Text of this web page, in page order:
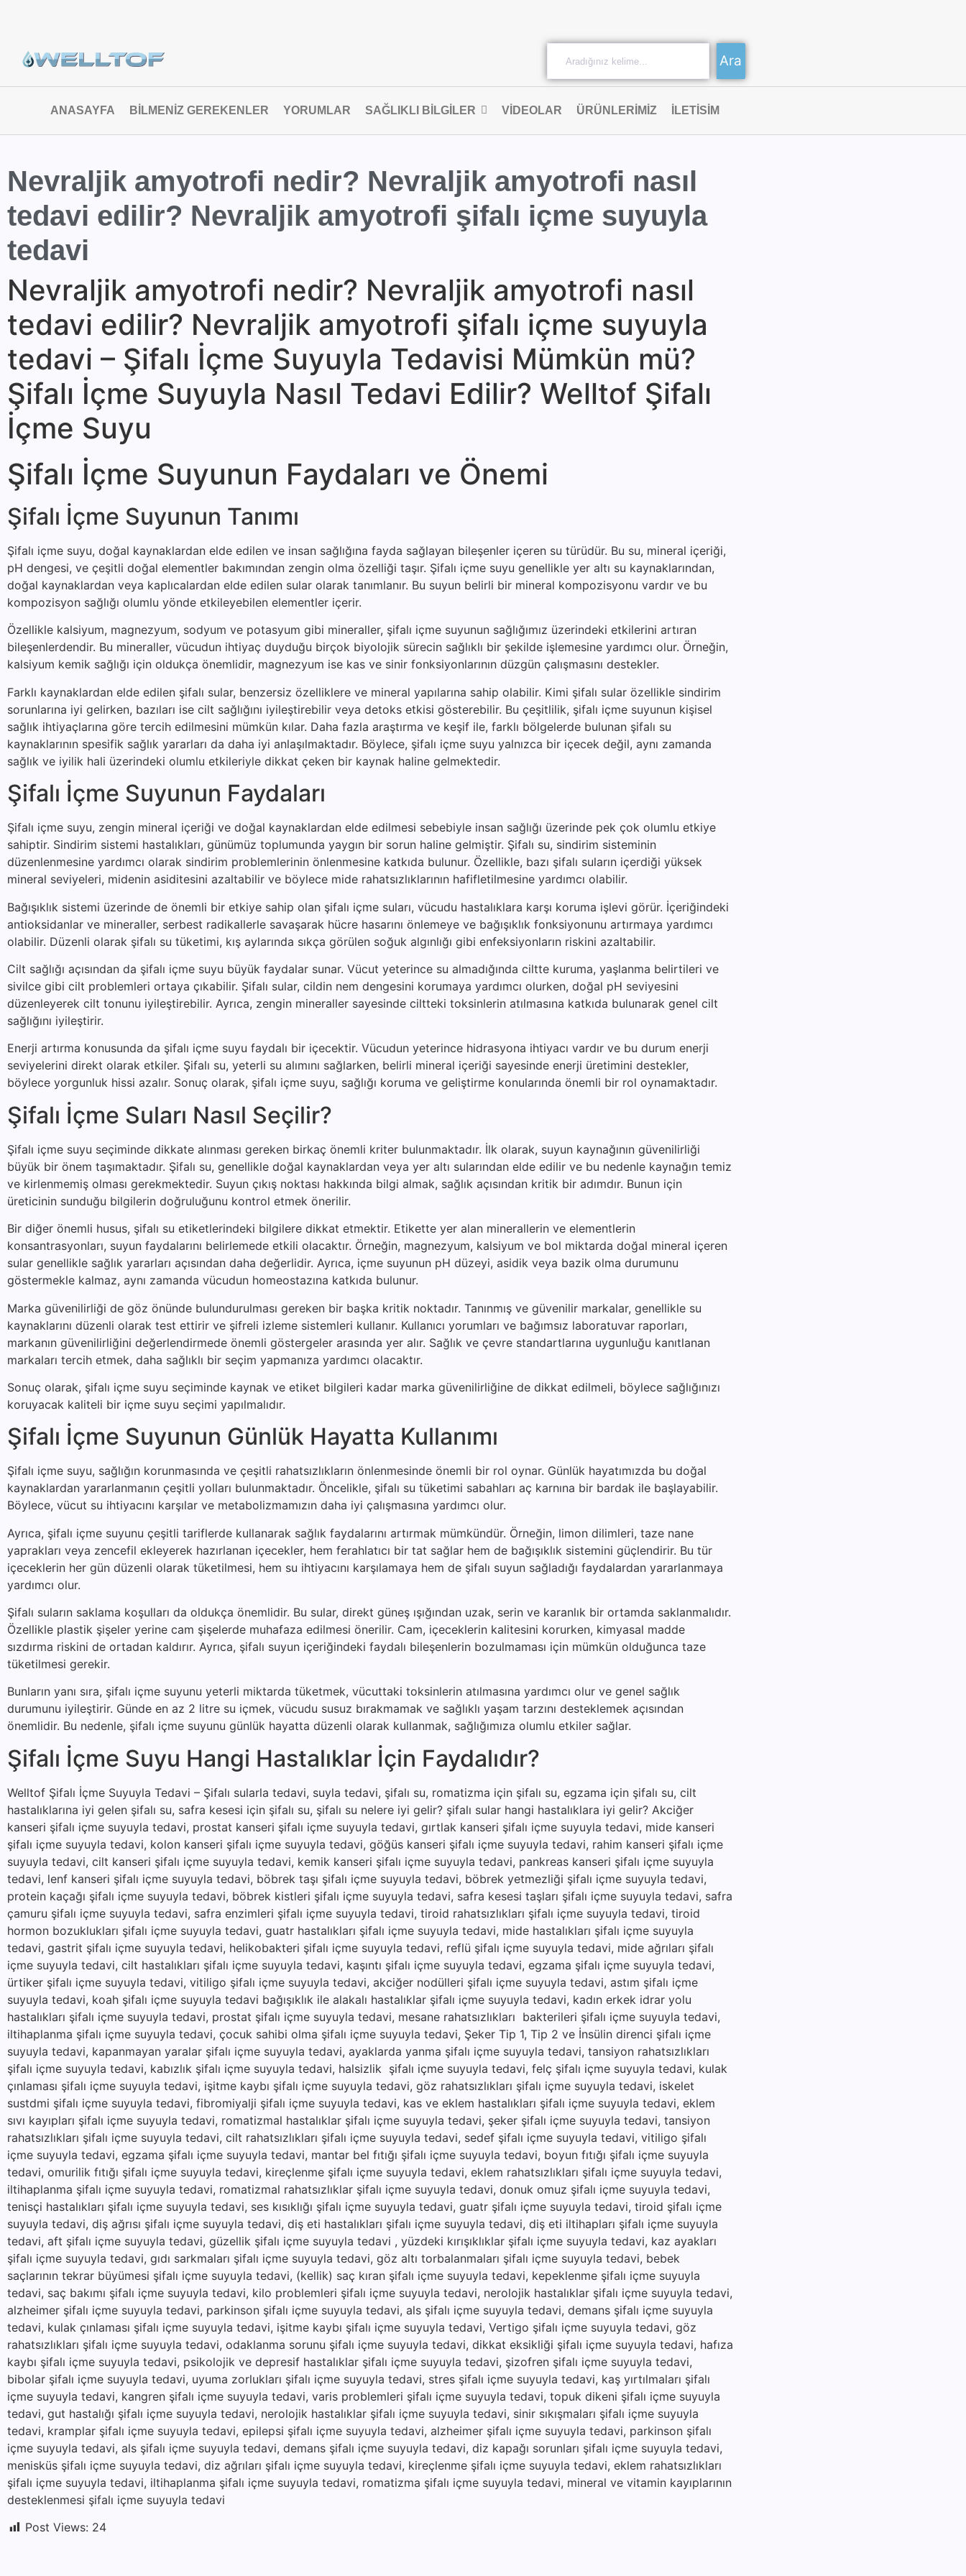
Ara
ANASAYFA BILMENIZ GEREKENLER YORUMLAR SAĞLIKLI BILGILER VIDEOLAR ÜRÜNLERIMIZ ILETISIM
Nevraljik amyotrofi nedir? Nevraljik amyotrofi nasıl
tedavi edilir? Nevraljik amyotrofi şifalı içme suyuyla
tedavi
Nevraljik amyotrofi nedir? Nevraljik amyotrofi nasıl
tedavi edilir? Nevraljik amyotrofi şifalı içme suyuyla
tedavi – Şifalı İçme Suyuyla Tedavisi Mümkün mü?
Şifalı İçme Suyuyla Nasıl Tedavi Edilir? Welltof Şifalı
İçme Suyu
Şifalı İçme Suyunun Faydaları ve Önemi
Şifalı İçme Suyunun Tanımı
Şifalı içme suyu, doğal kaynaklardan elde edilen ve insan sağlığına fayda sağlayan bileşenler içeren su türüdür. Bu su, mineral içeriği,
pH dengesi, ve çeşitli doğal elementler bakımından zengin olma özelliği taşır. Şifalı içme suyu genellikle yer altı su kaynaklarından,
doğal kaynaklardan veya kaplıcalardan elde edilen sular olarak tanımlanır. Bu suyun belirli bir mineral kompozisyonu vardır ve bu
kompozisyon sağlığı olumlu yönde etkileyebilen elementler içerir.
Özellikle kalsiyum, magnezyum, sodyum ve potasyum gibi mineraller, şifalı içme suyunun sağlığımız üzerindeki etkilerini artıran
bileşenlerdendir. Bu mineraller, vücudun ihtiyaç duyduğu birçok biyolojik sürecin sağlıklı bir şekilde işlemesine yardımcı olur. Örneğin,
kalsiyum kemik sağlığı için oldukça önemlidir, magnezyum ise kas ve sinir fonksiyonlarının düzgün çalışmasını destekler.
Farklı kaynaklardan elde edilen şifalı sular, benzersiz özelliklere ve mineral yapılarına sahip olabilir. Kimi şifalı sular özellikle sindirim
sorunlarına iyi gelirken, bazıları ise cilt sağlığını iyileştirebilir veya detoks etkisi gösterebilir. Bu çeşitlilik, şifalı içme suyunun kişisel
sağlık ihtiyaçlarına göre tercih edilmesini mümkün kılar. Daha fazla araştırma ve keşif ile, farklı bölgelerde bulunan şifalı su
kaynaklarının spesifik sağlık yararları da daha iyi anlaşılmaktadır. Böylece, şifalı içme suyu yalnızca bir içecek değil, aynı zamanda
sağlık ve iyilik hali üzerindeki olumlu etkileriyle dikkat çeken bir kaynak haline gelmektedir.
Şifalı İçme Suyunun Faydaları
Şifalı içme suyu, zengin mineral içeriği ve doğal kaynaklardan elde edilmesi sebebiyle insan sağlığı üzerinde pek çok olumlu etkiye
sahiptir. Sindirim sistemi hastalıkları, günümüz toplumunda yaygın bir sorun haline gelmiştir. Şifalı su, sindirim sisteminin
düzenlenmesine yardımcı olarak sindirim problemlerinin önlenmesine katkıda bulunur. Özellikle, bazı şifalı suların içerdiği yüksek
mineral seviyeleri, midenin asiditesini azaltabilir ve böylece mide rahatsızlıklarının hafifletilmesine yardımcı olabilir.
Bağışıklık sistemi üzerinde de önemli bir etkiye sahip olan şifalı içme suları, vücudu hastalıklara karşı koruma işlevi görür. İçeriğindeki
antioksidanlar ve mineraller, serbest radikallerle savaşarak hücre hasarını önlemeye ve bağışıklık fonksiyonunu artırmaya yardımcı
olabilir. Düzenli olarak şifalı su tüketimi, kış aylarında sıkça görülen soğuk algınlığı gibi enfeksiyonların riskini azaltabilir.
Cilt sağlığı açısından da şifalı içme suyu büyük faydalar sunar. Vücut yeterince su almadığında ciltte kuruma, yaşlanma belirtileri ve
sivilce gibi cilt problemleri ortaya çıkabilir. Şifalı sular, cildin nem dengesini korumaya yardımcı olurken, doğal pH seviyesini
düzenleyerek cilt tonunu iyileştirebilir. Ayrıca, zengin mineraller sayesinde ciltteki toksinlerin atılmasına katkıda bulunarak genel cilt
sağlığını iyileştirir.
Enerji artırma konusunda da şifalı içme suyu faydalı bir içecektir. Vücudun yeterince hidrasyona ihtiyacı vardır ve bu durum enerji
seviyelerini direkt olarak etkiler. Şifalı su, yeterli su alımını sağlarken, belirli mineral içeriği sayesinde enerji üretimini destekler,
böylece yorgunluk hissi azalır. Sonuç olarak, şifalı içme suyu, sağlığı koruma ve geliştirme konularında önemli bir rol oynamaktadır.
Şifalı İçme Suları Nasıl Seçilir?
Şifalı içme suyu seçiminde dikkate alınması gereken birkaç önemli kriter bulunmaktadır. İlk olarak, suyun kaynağının güvenilirliği
büyük bir önem taşımaktadır. Şifalı su, genellikle doğal kaynaklardan veya yer altı sularından elde edilir ve bu nedenle kaynağın temiz
ve kirlenmemiş olması gerekmektedir. Suyun çıkış noktası hakkında bilgi almak, sağlık açısından kritik bir adımdır. Bunun için
üreticinin sunduğu bilgilerin doğruluğunu kontrol etmek önerilir.
Bir diğer önemli husus, şifalı su etiketlerindeki bilgilere dikkat etmektir. Etikette yer alan minerallerin ve elementlerin
konsantrasyonları, suyun faydalarını belirlemede etkili olacaktır. Örneğin, magnezyum, kalsiyum ve bol miktarda doğal mineral içeren
sular genellikle sağlık yararları açısından daha değerlidir. Ayrıca, içme suyunun pH düzeyi, asidik veya bazik olma durumunu
göstermekle kalmaz, aynı zamanda vücudun homeostazına katkıda bulunur.
Marka güvenilirliği de göz önünde bulundurulması gereken bir başka kritik noktadır. Tanınmış ve güvenilir markalar, genellikle su
kaynaklarını düzenli olarak test ettirir ve şifreli izleme sistemleri kullanır. Kullanıcı yorumları ve bağımsız laboratuvar raporları,
markanın güvenilirliğini değerlendirmede önemli göstergeler arasında yer alır. Sağlık ve çevre standartlarına uygunluğu kanıtlanan
markaları tercih etmek, daha sağlıklı bir seçim yapmanıza yardımcı olacaktır.
Sonuç olarak, şifalı içme suyu seçiminde kaynak ve etiket bilgileri kadar marka güvenilirliğine de dikkat edilmeli, böylece sağlığınızı
koruyacak kaliteli bir içme suyu seçimi yapılmalıdır.
Şifalı İçme Suyunun Günlük Hayatta Kullanımı
Şifalı içme suyu, sağlığın korunmasında ve çeşitli rahatsızlıkların önlenmesinde önemli bir rol oynar. Günlük hayatımızda bu doğal
kaynaklardan yararlanmanın çeşitli yolları bulunmaktadır. Öncelikle, şifalı su tüketimi sabahları aç karnına bir bardak ile başlayabilir.
Böylece, vücut su ihtiyacını karşılar ve metabolizmamızın daha iyi çalışmasına yardımcı olur.
Ayrıca, şifalı içme suyunu çeşitli tariflerde kullanarak sağlık faydalarını artırmak mümkündür. Örneğin, limon dilimleri, taze nane
yaprakları veya zencefil ekleyerek hazırlanan içecekler, hem ferahlatıcı bir tat sağlar hem de bağışıklık sistemini güçlendirir. Bu tür
içeceklerin her gün düzenli olarak tüketilmesi, hem su ihtiyacını karşılamaya hem de şifalı suyun sağladığı faydalardan yararlanmaya
yardımcı olur.
Şifalı suların saklama koşulları da oldukça önemlidir. Bu sular, direkt güneş ışığından uzak, serin ve karanlık bir ortamda saklanmalıdır.
Özellikle plastik şişeler yerine cam şişelerde muhafaza edilmesi önerilir. Cam, içeceklerin kalitesini korurken, kimyasal madde
sızdırma riskini de ortadan kaldırır. Ayrıca, şifalı suyun içeriğindeki faydalı bileşenlerin bozulmaması için mümkün olduğunca taze
tüketilmesi gerekir.
Bunların yanı sıra, şifalı içme suyunu yeterli miktarda tüketmek, vücuttaki toksinlerin atılmasına yardımcı olur ve genel sağlık
durumunu iyileştirir. Günde en az 2 litre su içmek, vücudu susuz bırakmamak ve sağlıklı yaşam tarzını desteklemek açısından
önemlidir. Bu nedenle, şifalı içme suyunu günlük hayatta düzenli olarak kullanmak, sağlığımıza olumlu etkiler sağlar.
Şifalı İçme Suyu Hangi Hastalıklar İçin Faydalıdır?
Welltof Şifalı İçme Suyuyla Tedavi – Şifalı sularla tedavi, suyla tedavi, şifalı su, romatizma için şifalı su, egzama için şifalı su, cilt
hastalıklarına iyi gelen şifalı su, safra kesesi için şifalı su, şifalı su nelere iyi gelir? şifalı sular hangi hastalıklara iyi gelir? Akciğer
kanseri şifalı içme suyuyla tedavi, prostat kanseri şifalı içme suyuyla tedavi, gırtlak kanseri şifalı içme suyuyla tedavi, mide kanseri
şifalı içme suyuyla tedavi, kolon kanseri şifalı içme suyuyla tedavi, göğüs kanseri şifalı içme suyuyla tedavi, rahim kanseri şifalı içme
suyuyla tedavi, cilt kanseri şifalı içme suyuyla tedavi, kemik kanseri şifalı içme suyuyla tedavi, pankreas kanseri şifalı içme suyuyla
tedavi, lenf kanseri şifalı içme suyuyla tedavi, böbrek taşı şifalı içme suyuyla tedavi, böbrek yetmezliği şifalı içme suyuyla tedavi,
protein kaçağı şifalı içme suyuyla tedavi, böbrek kistleri şifalı içme suyuyla tedavi, safra kesesi taşları şifalı içme suyuyla tedavi, safra
çamuru şifalı içme suyuyla tedavi, safra enzimleri şifalı içme suyuyla tedavi, tiroid rahatsızlıkları şifalı içme suyuyla tedavi, tiroid
hormon bozuklukları şifalı içme suyuyla tedavi, guatr hastalıkları şifalı içme suyuyla tedavi, mide hastalıkları şifalı içme suyuyla
tedavi, gastrit şifalı içme suyuyla tedavi, helikobakteri şifalı içme suyuyla tedavi, reflü şifalı içme suyuyla tedavi, mide ağrıları şifalı
içme suyuyla tedavi, cilt hastalıkları şifalı içme suyuyla tedavi, kaşıntı şifalı içme suyuyla tedavi, egzama şifalı içme suyuyla tedavi,
ürtiker şifalı içme suyuyla tedavi, vitiligo şifalı içme suyuyla tedavi, akciğer nodülleri şifalı içme suyuyla tedavi, astım şifalı içme
suyuyla tedavi, koah şifalı içme suyuyla tedavi bağışıklık ile alakalı hastalıklar şifalı içme suyuyla tedavi, kadın erkek idrar yolu
hastalıkları şifalı içme suyuyla tedavi, prostat şifalı içme suyuyla tedavi, mesane rahatsızlıkları bakterileri şifalı içme suyuyla tedavi,
iltihaplanma şifalı içme suyuyla tedavi, çocuk sahibi olma şifalı içme suyuyla tedavi, Şeker Tip 1, Tip 2 ve İnsülin direnci şifalı içme
suyuyla tedavi, kapanmayan yaralar şifalı içme suyuyla tedavi, ayaklarda yanma şifalı içme suyuyla tedavi, tansiyon rahatsızlıkları
şifalı içme suyuyla tedavi, kabızlık şifalı içme suyuyla tedavi, halsizlik şifalı içme suyuyla tedavi, felç şifalı içme suyuyla tedavi, kulak
çınlaması şifalı içme suyuyla tedavi, işitme kaybı şifalı içme suyuyla tedavi, göz rahatsızlıkları şifalı içme suyuyla tedavi, iskelet
sustdmi şifalı içme suyuyla tedavi, fibromiyalji şifalı içme suyuyla tedavi, kas ve eklem hastalıkları şifalı içme suyuyla tedavi, eklem
sıvı kayıpları şifalı içme suyuyla tedavi, romatizmal hastalıklar şifalı içme suyuyla tedavi, şeker şifalı içme suyuyla tedavi, tansiyon
rahatsızlıkları şifalı içme suyuyla tedavi, cilt rahatsızlıkları şifalı içme suyuyla tedavi, sedef şifalı içme suyuyla tedavi, vitiligo şifalı
içme suyuyla tedavi, egzama şifalı içme suyuyla tedavi, mantar bel fıtığı şifalı içme suyuyla tedavi, boyun fıtığı şifalı içme suyuyla
tedavi, omurilik fıtığı şifalı içme suyuyla tedavi, kireçlenme şifalı içme suyuyla tedavi, eklem rahatsızlıkları şifalı içme suyuyla tedavi,
iltihaplanma şifalı içme suyuyla tedavi, romatizmal rahatsızlıklar şifalı içme suyuyla tedavi, donuk omuz şifalı içme suyuyla tedavi,
tenisçi hastalıkları şifalı içme suyuyla tedavi, ses kısıklığı şifalı içme suyuyla tedavi, guatr şifalı içme suyuyla tedavi, tiroid şifalı içme
suyuyla tedavi, diş ağrısı şifalı içme suyuyla tedavi, diş eti hastalıkları şifalı içme suyuyla tedavi, diş eti iltihapları şifalı içme suyuyla
tedavi, aft şifalı içme suyuyla tedavi, güzellik şifalı içme suyuyla tedavi , yüzdeki kırışıklıklar şifalı içme suyuyla tedavi, kaz ayakları
şifalı içme suyuyla tedavi, gıdı sarkmaları şifalı içme suyuyla tedavi, göz altı torbalanmaları şifalı içme suyuyla tedavi, bebek
saçlarının tekrar büyümesi şifalı içme suyuyla tedavi, (kellik) saç kıran şifalı içme suyuyla tedavi, kepeklenme şifalı içme suyuyla
tedavi, saç bakımı şifalı içme suyuyla tedavi, kilo problemleri şifalı içme suyuyla tedavi, nerolojik hastalıklar şifalı içme suyuyla tedavi,
alzheimer şifalı içme suyuyla tedavi, parkinson şifalı içme suyuyla tedavi, als şifalı içme suyuyla tedavi, demans şifalı içme suyuyla
tedavi, kulak çınlaması şifalı içme suyuyla tedavi, işitme kaybı şifalı içme suyuyla tedavi, Vertigo şifalı içme suyuyla tedavi, göz
rahatsızlıkları şifalı içme suyuyla tedavi, odaklanma sorunu şifalı içme suyuyla tedavi, dikkat eksikliği şifalı içme suyuyla tedavi, hafıza
kaybı şifalı içme suyuyla tedavi, psikolojik ve depresif hastalıklar şifalı içme suyuyla tedavi, şizofren şifalı içme suyuyla tedavi,
bibolar şifalı içme suyuyla tedavi, uyuma zorlukları şifalı içme suyuyla tedavi, stres şifalı içme suyuyla tedavi, kaş yırtılmaları şifalı
içme suyuyla tedavi, kangren şifalı içme suyuyla tedavi, varis problemleri şifalı içme suyuyla tedavi, topuk dikeni şifalı içme suyuyla
tedavi, gut hastalığı şifalı içme suyuyla tedavi, nerolojik hastalıklar şifalı içme suyuyla tedavi, sinir sıkışmaları şifalı içme suyuyla
tedavi, kramplar şifalı içme suyuyla tedavi, epilepsi şifalı içme suyuyla tedavi, alzheimer şifalı içme suyuyla tedavi, parkinson şifalı
içme suyuyla tedavi, als şifalı içme suyuyla tedavi, demans şifalı içme suyuyla tedavi, diz kapağı sorunları şifalı içme suyuyla tedavi,
menisküs şifalı içme suyuyla tedavi, diz ağrıları şifalı içme suyuyla tedavi, kireçlenme şifalı içme suyuyla tedavi, eklem rahatsızlıkları
şifalı içme suyuyla tedavi, iltihaplanma şifalı içme suyuyla tedavi, romatizma şifalı içme suyuyla tedavi, mineral ve vitamin kayıplarının
desteklenmesi şifalı içme suyuyla tedavi
Post Views: 24